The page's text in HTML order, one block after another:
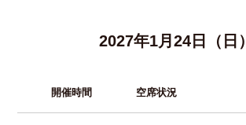
2027年1月24日（日）
開催時間 空席状況